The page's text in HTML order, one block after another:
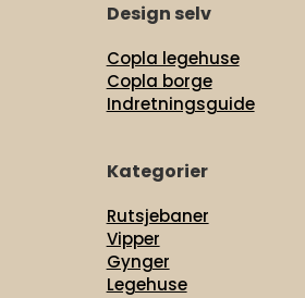
Design selv
Copla legehuse
Copla borge
Indretningsguide
Kategorier
Rutsjebaner
Vipper
Gynger
Legehuse